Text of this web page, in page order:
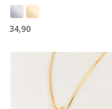
34,90